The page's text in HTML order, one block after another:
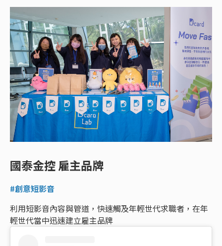
國泰金控 雇主品牌
#創意短影音
利用短影音內容與管道，快速觸及年輕世代求職者，在年
輕世代當中迅速建立雇主品牌